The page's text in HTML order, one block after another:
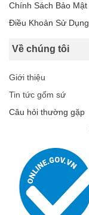
Chính Sách Bảo Mật
Điều Khoản Sử Dụng
Về chúng tôi
Giới thiệu
Tin tức gốm sứ
Câu hỏi thường gặp